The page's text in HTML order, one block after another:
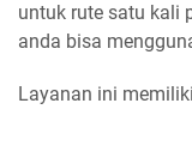
untuk rute satu kali
anda bisa
Layanan ini